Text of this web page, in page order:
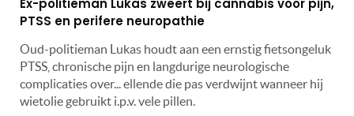
Ex-politieman Lukas zweert bij cannabis voor pijn,
PTSS en perifere neuropathie
Oud-politieman Lukas houdt aan een ernstig fietsongeluk
PTSS, chronische pijn en langdurige neurologische
complicaties over... ellende die pas verdwijnt wanneer hij
wietolie gebruikt i.p.v. vele pillen.